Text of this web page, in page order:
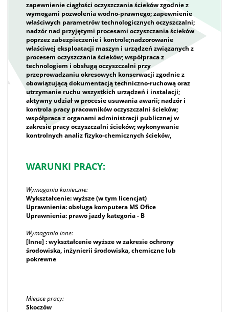
zapewnienie ciągłości oczyszczania ścieków zgodnie z
wymogami pozwolenia wodno-prawnego; zapewnienie
właściwych parametrów technologicznych oczyszczalni;
nadzór nad przyjętymi procesami oczyszczania ścieków
poprzez zabezpieczenie i kontrole;nadzorowanie
właściwej eksploatacji maszyn i urządzeń związanych z
procesem oczyszczania ścieków; współpraca z
technologiem i obsługą oczyszczalni przy
przeprowadzaniu okresowych konserwacji zgodnie z
obowiązującą dokumentacją techniczno-ruchową oraz
utrzymanie ruchu wszystkich urządzeń i instalacji;
aktywny udział w procesie usuwania awarii; nadzór i
kontrola pracy pracowników oczyszczalni ścieków;
współpraca z organami administracji publicznej w
zakresie pracy oczyszczalni ścieków; wykonywanie
kontrolnych analiz fizyko-chemicznych ścieków,
WARUNKI PRACY:
Wymagania konieczne:
Wykształcenie: wyższe (w tym licencjat)
Uprawnienia: obsługa komputera MS Ofice
Uprawnienia: prawo jazdy kategoria - B
Wymagania inne:
[Inne] : wykształcenie wyższe w zakresie ochrony
środowiska, inżynierii środowiska, chemiczne lub
pokrewne
Miejsce pracy:
Skoczów